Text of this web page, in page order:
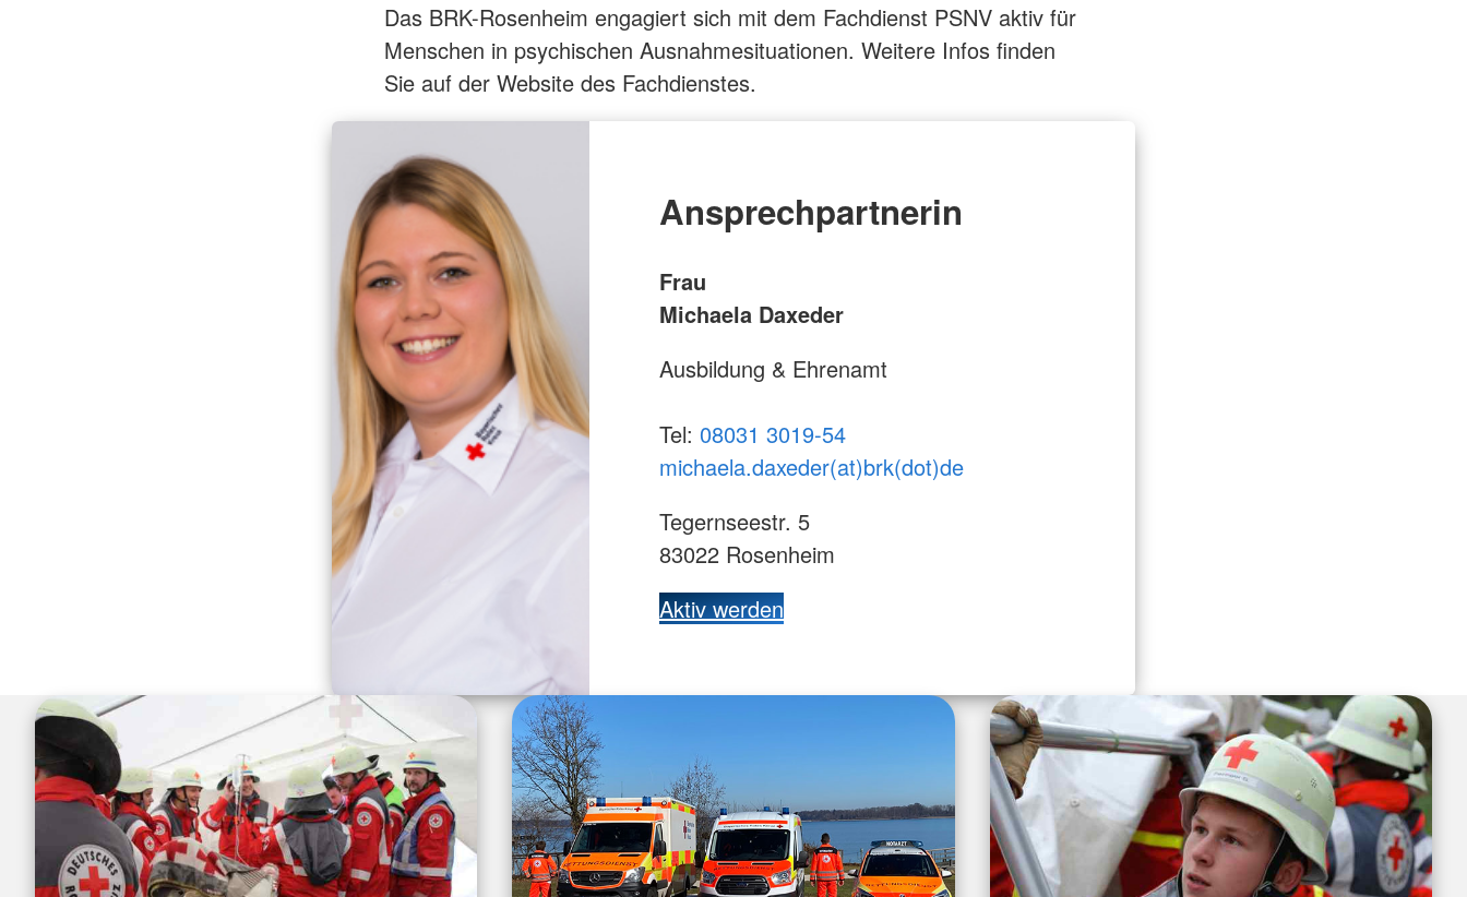
Das BRK-Rosenheim engagiert sich mit dem Fachdienst PSNV aktiv für
Menschen in psychischen Ausnahmesituationen. Weitere Infos finden
Sie auf der Website des Fachdienstes.
Ansprechpartnerin
Frau
Michaela Daxeder
Ausbildung & Ehrenamt
Tel: 08031 3019-54
michaela.daxeder(at)brk(dot)de
Tegernseestr. 5
83022 Rosenheim
Aktiv werden